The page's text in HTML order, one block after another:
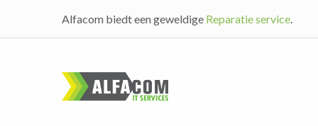
Alfacom biedt een geweldige Reparatie service.